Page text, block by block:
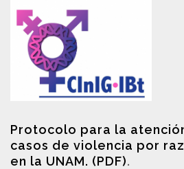
Protocolo para la
casos de violencia por
en la UNAM. (PDF).